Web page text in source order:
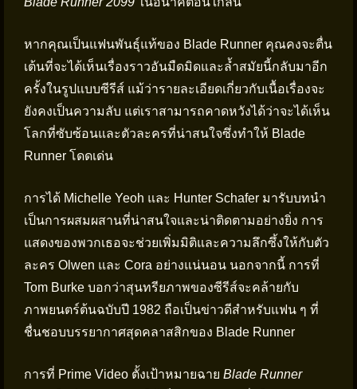
หากคุณเป็นแฟนพันธุ์แท้ของ Blade Runner คุณคงจะตื่น
เต้นที่จะได้เห็นเรื่องราวอันมืดมิดและล้ำสมัยนี้กลับมาอีก
ครั้งในรูปแบบซีรีส์ แม้ว่ารายละเอียดเกี่ยวกับเนื้อเรื่องจะ
ยังคงเป็นความลับ แต่เราสามารถคาดหวังได้ว่าจะได้เห็น
โลกที่ซับซ้อนและตัวละครที่น่าสนใจซึ่งทำให้ Blade
Runner โดดเด่น
การได้ Michelle Yeoh และ Hunter Schafer มารับบทนำ
เป็นการผสมผสานที่น่าสนใจและน่าติดตามอย่างยิ่ง การ
แสดงของพวกเธอจะช่วยเพิ่มมิติและความลึกซึ้งให้กับตัว
ละคร Olwen และ Cora อย่างแน่นอน นอกจากนี้ การที่
Tom Burke บอกว่าสุนทรียภาพของซีรีส์จะคล้ายกับ
ภาพยนตร์ต้นฉบับปี 1982 ถือเป็นข่าวดีสำหรับแฟน ๆ ที่
ชื่นชอบบรรยากาศสุดคลาสสิกของ Blade Runner
การที่ Prime Video ตั้งเป้าหมายฉาย Blade Runner